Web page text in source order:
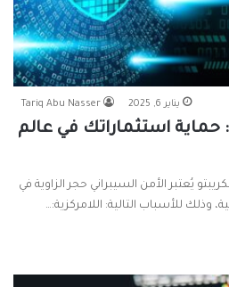
Tariq Abu Nasser يناير 6, 2025
حماية استثماراتك في عالم
يُعتبر الأمن السيبراني حجر الزاوية في
وذلك للأسباب التالية: اللامركزية:…